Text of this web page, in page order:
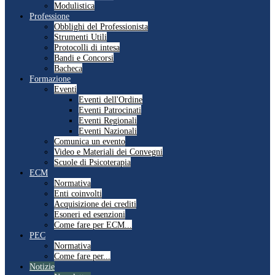
Modulistica
Professione
Obblighi del Professionista
Strumenti Utili
Protocolli di intesa
Bandi e Concorsi
Bacheca
Formazione
Eventi
Eventi dell'Ordine
Eventi Patrocinati
Eventi Regionali
Eventi Nazionali
Comunica un evento
Video e Materiali dei Convegni
Scuole di Psicoterapia
ECM
Normativa
Enti coinvolti
Acquisizione dei crediti
Esoneri ed esenzioni
Come fare per ECM...
PEC
Normativa
Come fare per...
Notizie